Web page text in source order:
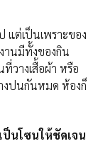
แต่เป็นเพราะของ
านมีทั้งของกิน
วางเสื้อผ้า หรือ
งปนกันหมด ห้องก็
นโซนให้ชัดเจน